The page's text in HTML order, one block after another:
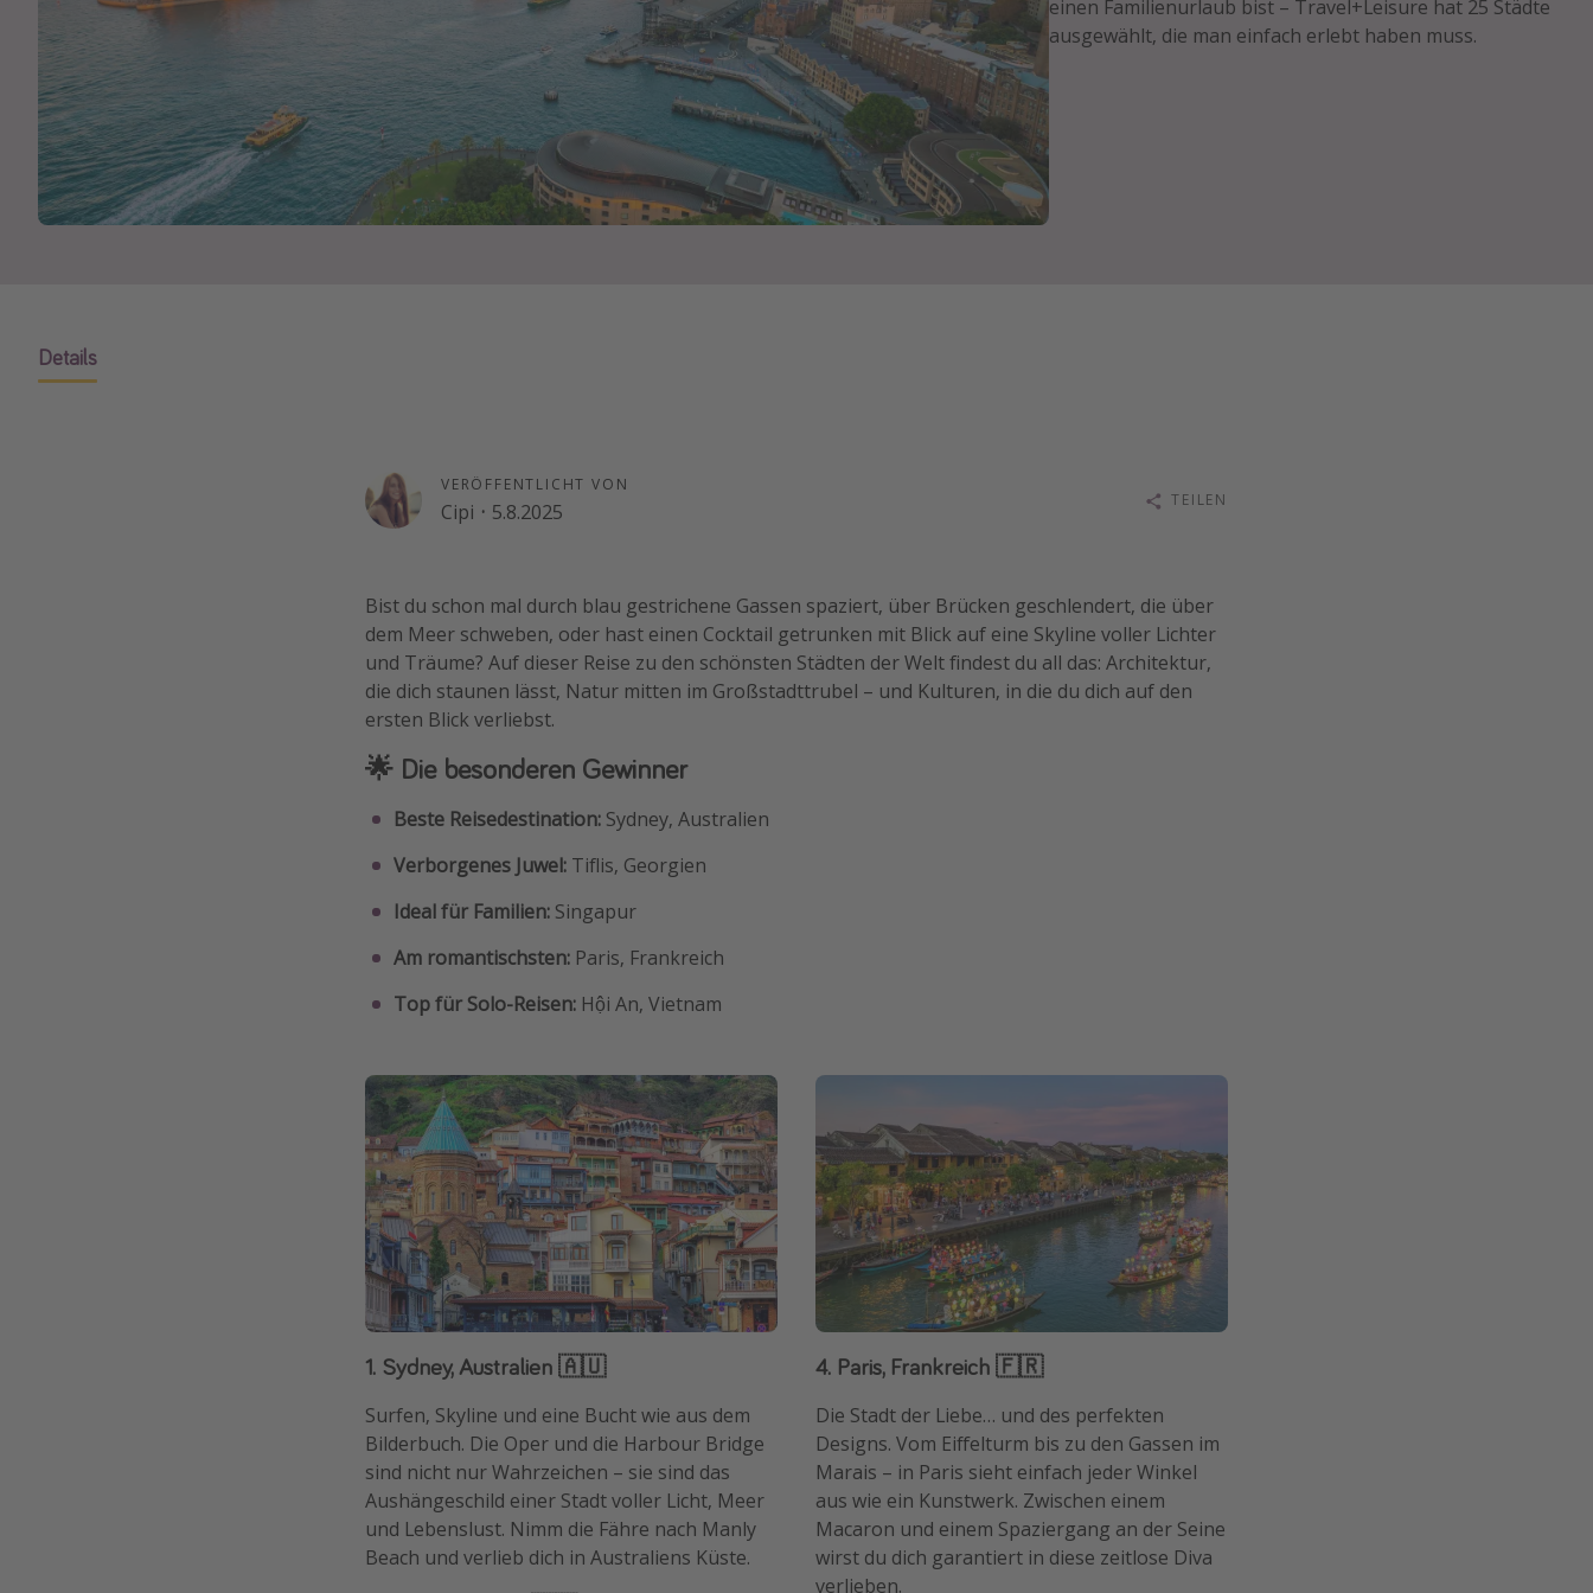
einen Familienurlaub bist – Travel+Leisure hat 25 Städte
ausgewählt, die man einfach erlebt haben muss.
Details
VERÖFFENTLICHT VON
Cipi · 5.8.2025 TEILEN
Bist du schon mal durch blau gestrichene Gassen spaziert, über Brücken geschlendert, die über
dem Meer schweben, oder hast einen Cocktail getrunken mit Blick auf eine Skyline voller Lichter
und Träume? Auf dieser Reise zu den schönsten Städten der Welt findest du all das: Architektur,
die dich staunen lässt, Natur mitten im Großstadttrubel – und Kulturen, in die du dich auf den
ersten Blick verliebst.
🌟 Die besonderen Gewinner
Beste Reisedestination: Sydney, Australien
Verborgenes Juwel: Tiflis, Georgien
Ideal für Familien: Singapur
Am romantischsten: Paris, Frankreich
Top für Solo-Reisen: Hội An, Vietnam
1. Sydney, Australien 🇦🇺
Surfen, Skyline und eine Bucht wie aus dem
Bilderbuch. Die Oper und die Harbour Bridge
sind nicht nur Wahrzeichen – sie sind das
Aushängeschild einer Stadt voller Licht, Meer
und Lebenslust. Nimm die Fähre nach Manly
Beach und verlieb dich in Australiens Küste.
4. Paris, Frankreich 🇫🇷
Die Stadt der Liebe… und des perfekten
Designs. Vom Eiffelturm bis zu den Gassen im
Marais – in Paris sieht einfach jeder Winkel
aus wie ein Kunstwerk. Zwischen einem
Macaron und einem Spaziergang an der Seine
wirst du dich garantiert in diese zeitlose Diva
verlieben.